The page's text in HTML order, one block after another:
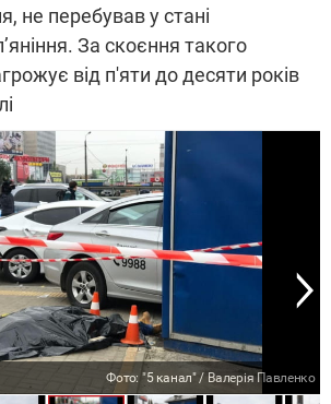
не перебував у стані
За скоєння такого
від п'яти до десяти років
Фото: "5 канал" / Валерія Павленко